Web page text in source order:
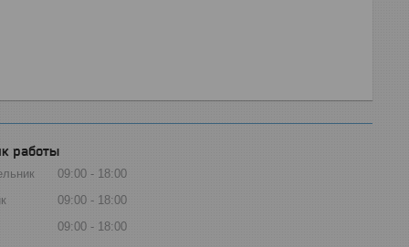
работы
09:00
18:00
09:00
18:00
09:00
18:00